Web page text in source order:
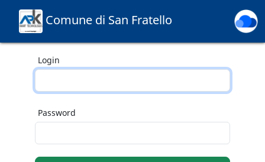
Comune di San Fratello
Login
Password